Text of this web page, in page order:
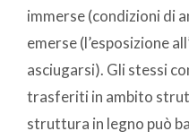
immerse (condizioni di
emerse (l’esposizione
asciugarsi). Gli stessi
trasferiti in ambito
struttura in legno può